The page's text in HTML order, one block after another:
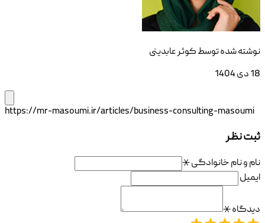
نوشته شده توسطکوثر عابدینی
18 دی 1404
https://mr-masoumi.ir/articles/business-consulting-masoumi
ثبت نظر
نام و نام خانوادگی⚹
ایمیل
دیدگاه⚹